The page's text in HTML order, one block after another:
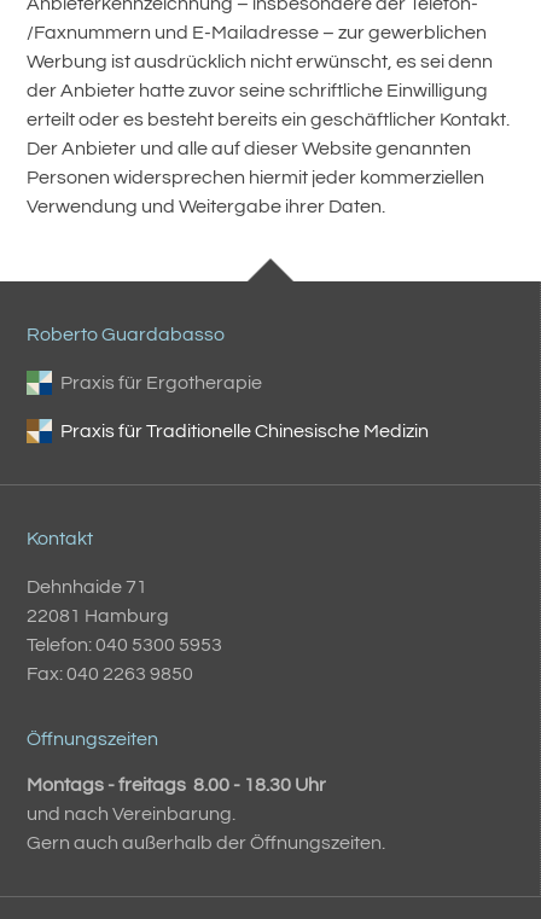
Anbieterkennzeichnung – insbesondere der Telefon-
/Faxnummern und E-Mailadresse – zur gewerblichen
Werbung ist ausdrücklich nicht erwünscht, es sei denn
der Anbieter hatte zuvor seine schriftliche Einwilligung
erteilt oder es besteht bereits ein geschäftlicher Kontakt.
Der Anbieter und alle auf dieser Website genannten
Personen widersprechen hiermit jeder kommerziellen
Verwendung und Weitergabe ihrer Daten.
Roberto Guardabasso
Praxis für Ergotherapie
Praxis für Traditionelle Chinesische Medizin
Kontakt
Dehnhaide 71
22081 Hamburg
Telefon: 040 5300 5953
Fax: 040 2263 9850
Öffnungszeiten
Montags - freitags 8.00 - 18.30 Uhr
und nach Vereinbarung.
Gern auch außerhalb der Öffnungszeiten.